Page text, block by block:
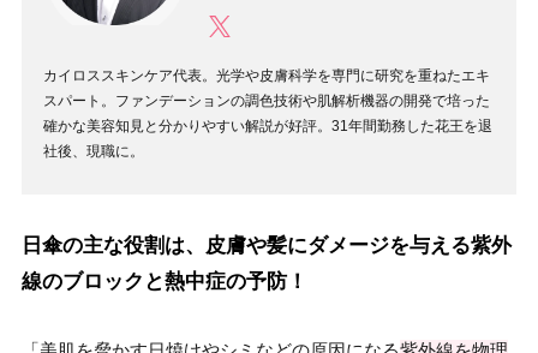
カイロススキンケア代表。光学や皮膚科学を専門に研究を重ねたエキ
スパート。ファンデーションの調色技術や肌解析機器の開発で培った
確かな美容知見と分かりやすい解説が好評。31年間勤務した花王を退
社後、現職に。
日傘の主な役割は、皮膚や髪にダメージを与える紫外
線のブロックと熱中症の予防！